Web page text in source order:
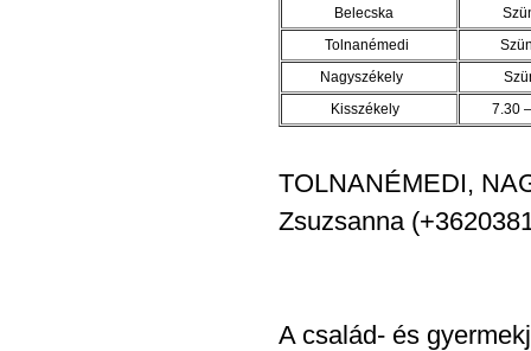
Belecska
Tolnanémedi
Nagyszékely
Kisszékely
7.30
TOLNANÉMEDI,
Zsuzsanna
A család- és